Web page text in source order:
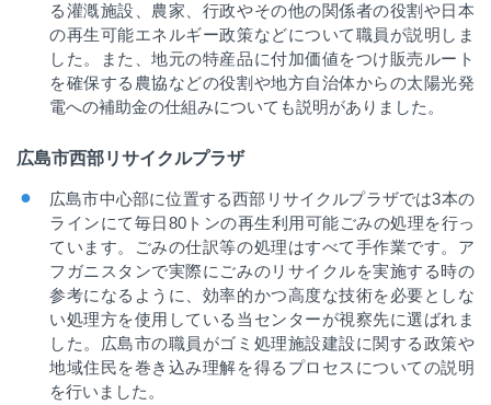
る灌漑施設、農家、行政やその他の関係者の役割や日本
の再生可能エネルギー政策などについて職員が説明しま
した。また、地元の特産品に付加価値をつけ販売ルート
を確保する農協などの役割や地方自治体からの太陽光発
電への補助金の仕組みについても説明がありました。
広島市西部リサイクルプラザ
広島市中心部に位置する西部リサイクルプラザでは3本の
ラインにて毎日80トンの再生利用可能ごみの処理を行っ
ています。ごみの仕訳等の処理はすべて手作業です。ア
フガニスタンで実際にごみのリサイクルを実施する時の
参考になるように、効率的かつ高度な技術を必要としな
い処理方を使用している当センターが視察先に選ばれま
した。広島市の職員がゴミ処理施設建設に関する政策や
地域住民を巻き込み理解を得るプロセスについての説明
を行いました。